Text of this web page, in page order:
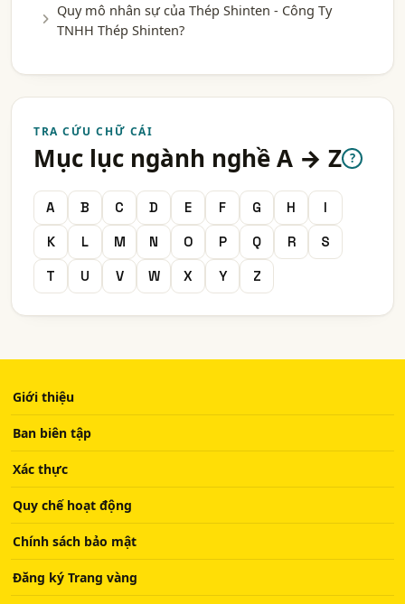
Quy mô nhân sự của Thép Shinten - Công Ty
TNHH Thép Shinten?
TRA CỨU CHỮ CÁI
Mục lục ngành nghề A → Z ?
A B C D E F G H
I
K
L M N O P Q R
S
T
U V W X Y Z
Giới thiệu
Ban biên tập
Xác thực
Quy chế hoạt động
Chính sách bảo mật
Đăng ký Trang vàng